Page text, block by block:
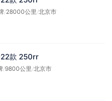
/28000公里 /北京市
款 250rr
/9800公里 /北京市